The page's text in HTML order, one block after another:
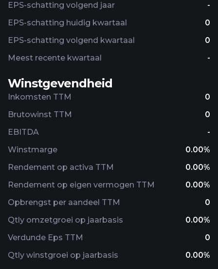
EPS-schatting volgend jaar
-
EPS-schatting huidig ​​kwartaal
0
EPS-schatting volgend kwartaal
0
Meest recente kwartaal
-
Winstgevendheid
Inkomsten TTM
0
Brutowinst TTM
0
EBITDA
-
Winstmarge
0.00%
Rendement op activa TTM
0.00%
Rendement op eigen vermogen TTM
0.00%
Opbrengst per aandeel TTM
0
Qtly omzetgroei op jaarbasis
0.00%
Verdunde Eps TTM
0
Qtly winstgroei op jaarbasis
0.00%